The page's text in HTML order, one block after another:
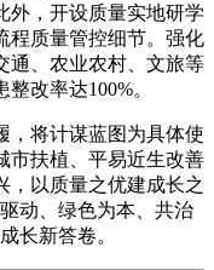
外，开设质量实地研学
程质量管控细节。强化
通、农业农村、文旅等
改率达100%。
将计谋蓝图为具体使
市扶植、平易近生改善
，以质量之优建成长之
动、绿色为本、共治
长新答卷。